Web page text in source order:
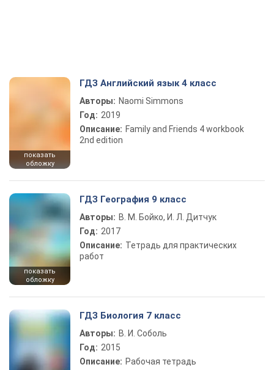
показать
обложку
ГДЗ Английский язык 4 класс
Авторы: Naomi Simmons
Год: 2019
Описание: Family and Friends 4 workbook
2nd edition
показать
обложку
ГДЗ География 9 класс
Авторы: В. М. Бойко, И. Л. Дитчук
Год: 2017
Описание: Тетрадь для практических
работ
ГДЗ Биология 7 класс
Авторы: В. И. Соболь
Год: 2015
Описание: Рабочая тетрадь